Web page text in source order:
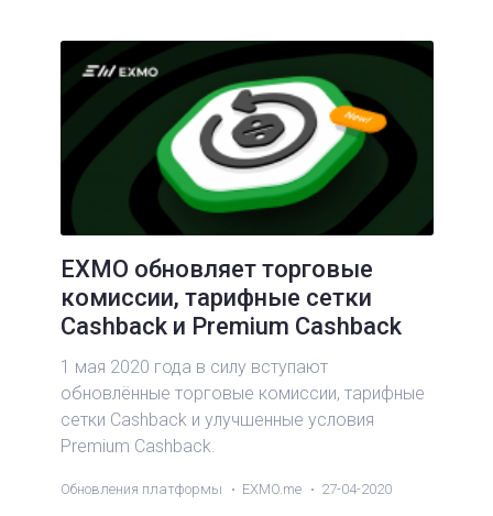
EXMO обновляет торговые
комиссии, тарифные сетки
Cashback и Premium Cashback
1 мая 2020 года в силу вступают
обновлённые торговые комиссии, тарифные
сетки Cashback и улучшенные условия
Premium Cashback.
Обновления платформы EXMO.me 27-04-2020